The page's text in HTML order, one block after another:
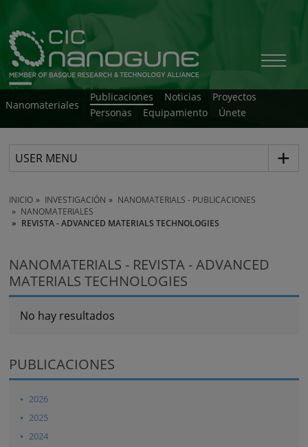
Nanomateriales
Publicaciones Noticias
Proyectos
Personas
Equipamiento Únete
USER MENU
INICIO INVESTIGACIÓN
NANOMATERIALS - PUBLICACIONES
NANOMATERIALES
REVISTA - ADVANCED MATERIALS TECHNOLOGIES
NANOMATERIALS - REVISTA - ADVANCED
MATERIALS TECHNOLOGIES
No hay resultados
PUBLICACIONES
2026
2025
2024